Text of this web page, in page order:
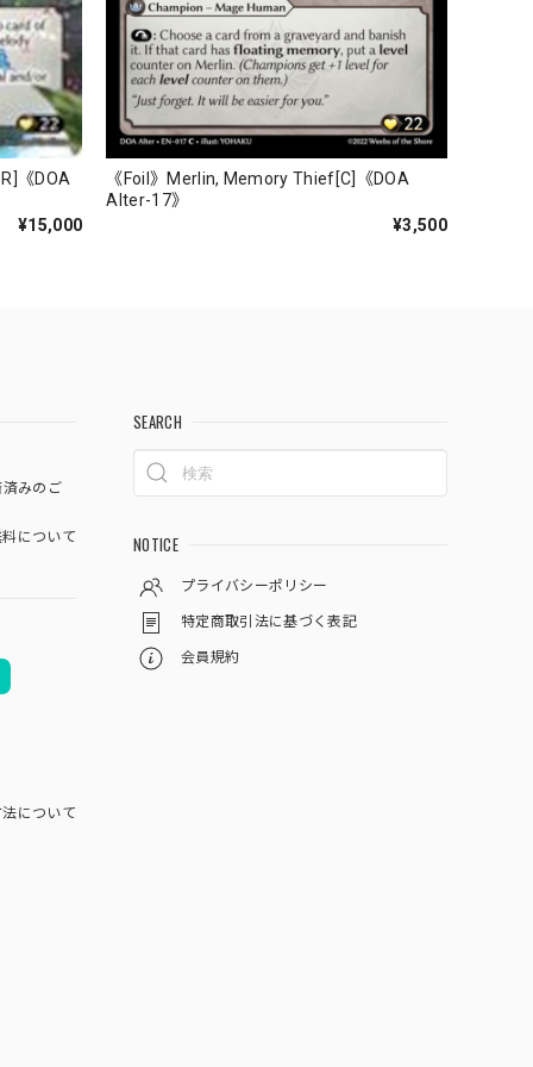
《DOA
¥15,000
《Foil》Merlin, Memory Thief[C]《DOA
Alter-17》
¥3,500
みのご
について
について
SEARCH
NOTICE
プライバシーポリシー
特定商取引法に基づく表記
会員規約